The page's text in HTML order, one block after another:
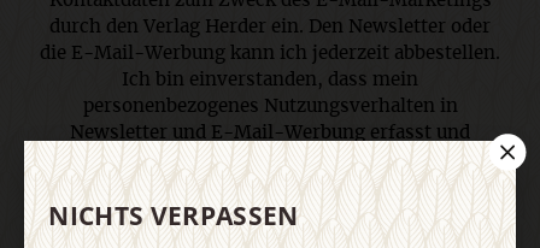
durch den Verlag Herder ein. Den Newsletter oder
die E-Mail-Werbung kann ich jederzeit abbestellen.
Ich bin einverstanden, dass mein
personenbezogenes Nutzungsverhalten in
Newsletter und E-Mail-Werbung erfasst und
ausgewertet wird, um die Inhalte besser auf meine
Interessen auszurichten. Über einen Link in
Newsletter oder E-Mail kann ich diese Funktion
jederzeit ausschalten. Weiterführende
NICHTS VERPASSEN